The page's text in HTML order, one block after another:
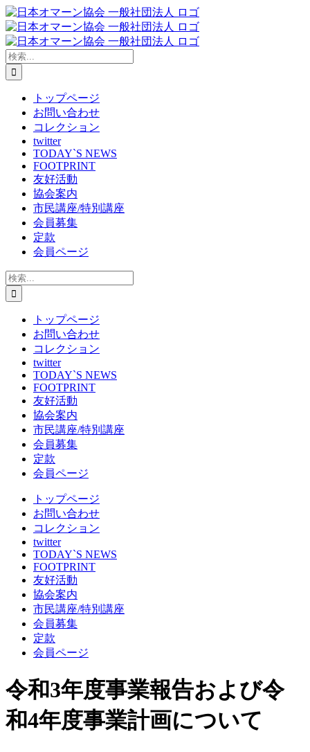
Skip
to
content
検
索
…
トップページ
お問い合わせ
コレクション
twitter
TODAY`S NEWS
FOOTPRINT
友好活動
協会案内
市民講座/特別講座
会員募集
定款
会員ページ
検
索
…
トップページ
お問い合わせ
コレクション
twitter
TODAY`S NEWS
FOOTPRINT
友好活動
協会案内
市民講座/特別講座
会員募集
定款
会員ページ
トップページ
お問い合わせ
コレクション
twitter
TODAY`S NEWS
FOOTPRINT
友好活動
協会案内
市民講座/特別講座
会員募集
定款
会員ページ
令和3年度事業報告および令
和4年度事業計画について